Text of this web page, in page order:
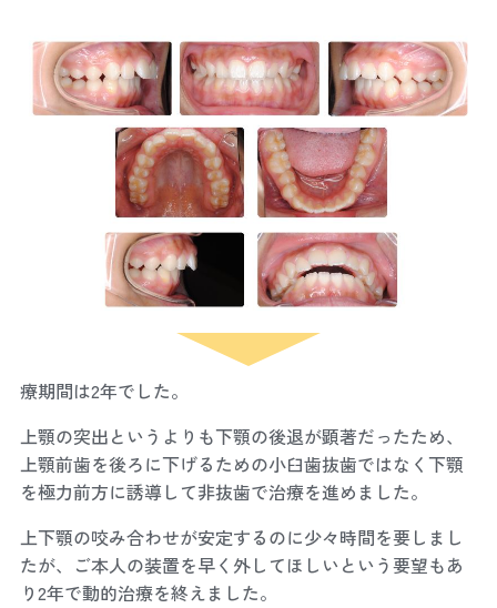
療期間は2年でした。
上顎の突出というよりも下顎の後退が顕著だったため、
上顎前歯を後ろに下げるための小臼歯抜歯ではなく下顎
を極力前方に誘導して非抜歯で治療を進めました。
上下顎の咬み合わせが安定するのに少々時間を要しまし
たが、ご本人の装置を早く外してほしいという要望もあ
り2年で動的治療を終えました。